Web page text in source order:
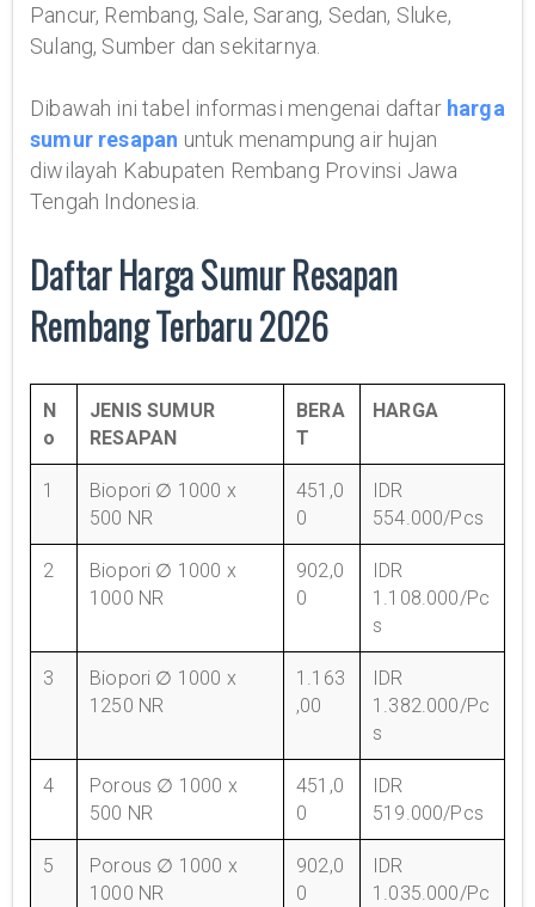
Pancur, Rembang, Sale, Sarang, Sedan, Sluke,
Sulang, Sumber dan sekitarnya.
Dibawah ini tabel informasi mengenai daftar harga
sumur resapan untuk menampung air hujan
diwilayah Kabupaten Rembang Provinsi Jawa
Tengah Indonesia.
Daftar Harga Sumur Resapan
Rembang Terbaru 2026
N
o
JENIS SUMUR
RESAPAN
BERA
T
HARGA
1
Biopori ∅ 1000 x
500 NR
451,0
0
IDR
554.000/Pcs
2
Biopori ∅ 1000 x
1000 NR
902,0
0
IDR
1.108.000/Pc
s
3
Biopori ∅ 1000 x
1250 NR
1.163
,00
IDR
1.382.000/Pc
s
4
Porous ∅ 1000 x
500 NR
451,0
0
IDR
519.000/Pcs
5
Porous ∅ 1000 x
1000 NR
902,0
0
IDR
1.035.000/Pc